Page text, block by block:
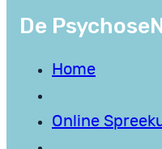
De
Home
Online